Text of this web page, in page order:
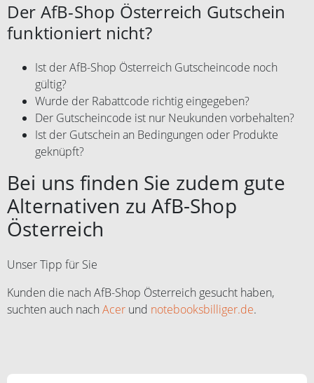
Der AfB-Shop Österreich Gutschein
funktioniert nicht?
Ist der AfB-Shop Österreich Gutscheincode noch
gültig?
Wurde der Rabattcode richtig eingegeben?
Der Gutscheincode ist nur Neukunden vorbehalten?
Ist der Gutschein an Bedingungen oder Produkte
geknüpft?
Bei uns finden Sie zudem gute
Alternativen zu AfB-Shop
Österreich
Unser Tipp für Sie
Kunden die nach AfB-Shop Österreich gesucht haben,
suchten auch nach Acer und notebooksbilliger.de.